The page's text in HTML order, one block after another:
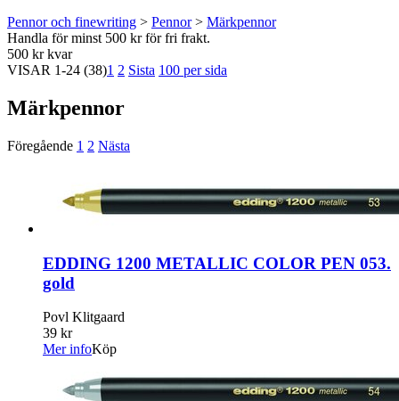
Pennor och finewriting > Pennor> Märkpennor
Handla för minst 500 kr för fri frakt.
500 kr kvar
VISAR 1-24 (38)1 2 Sista 100 per sida
Märkpennor
Föregående 1 2 Nästa
EDDING 1200 METALLIC COLOR PEN 053.
gold
Povl Klitgaard
39 kr
Mer infoKöp